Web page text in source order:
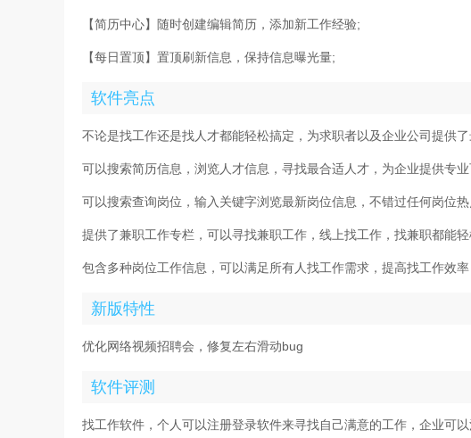
【简历中心】随时创建编辑简历，添加新工作经验;
【每日置顶】置顶刷新信息，保持信息曝光量;
软件亮点
不论是找工作还是找人才都能轻松搞定，为求职者以及企业公司提供
可以搜索简历信息，浏览人才信息，寻找最合适人才，为企业提供专业
可以搜索查询岗位，输入关键字浏览最新岗位信息，不错过任何岗位热
提供了兼职工作专栏，可以寻找兼职工作，线上找工作，找兼职都能轻
包含多种岗位工作信息，可以满足所有人找工作需求，提高找工作效率
新版特性
优化网络视频招聘会，修复左右滑动bug
软件评测
找工作软件，个人可以注册登录软件来寻找自己满意的工作，企业可